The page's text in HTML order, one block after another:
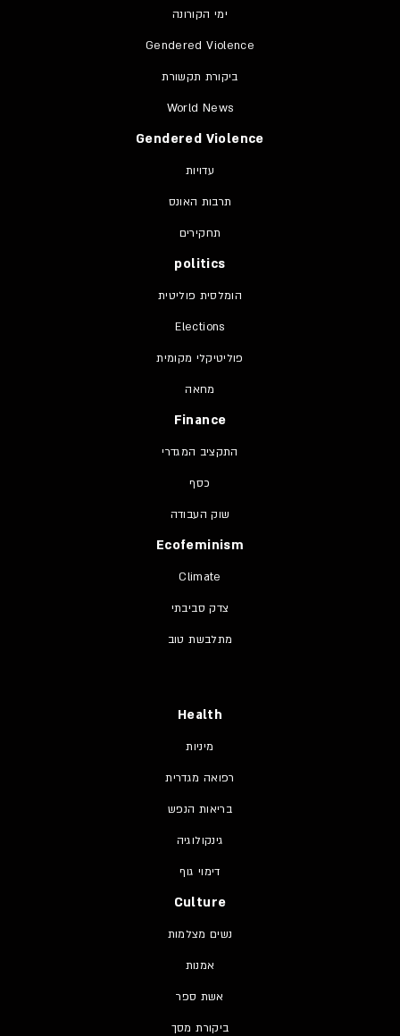
ימי הקורונה
Gendered Violence
ביקורת תקשורת
World News
Gendered Violence
עדויות
תרבות האונס
תחקירים
politics
הומלסית פוליטית
Elections
פוליטיקלי מקומית
מחאה
Finance
התקציב המגדרי
כסף
שוק העבודה
Ecofeminism
Climate
צדק סביבתי
מתלבשת טוב
Health
מיניות
רפואה מגדרית
בריאות הנפש
גינקולוגיה
דימוי גוף
Culture
נשים מצלמות
אמנות
אשת ספר
ביקורת מסך